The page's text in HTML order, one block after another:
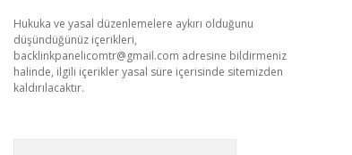
Hukuka ve yasal düzenlemelere aykırı olduğunu
düşündüğünüz içerikleri,
backlinkpanelicomtr@gmail.com adresine bildirmeniz
halinde, ilgili içerikler yasal süre içerisinde sitemizden
kaldırılacaktır.